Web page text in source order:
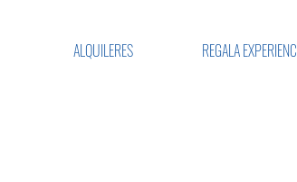
ALQUILERES REGALA